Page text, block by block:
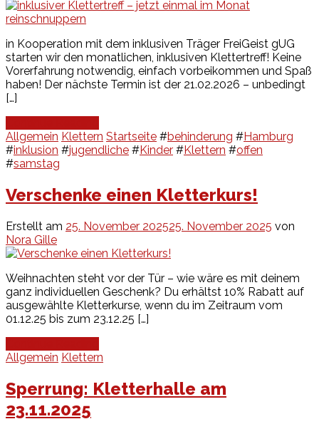
in Kooperation mit dem inklusiven Träger FreiGeist gUG
starten wir den monatlichen, inklusiven Klettertreff! Keine
Vorerfahrung notwendig, einfach vorbeikommen und Spaß
haben! Der nächste Termin ist der 21.02.2026 – unbedingt
[…]
Allgemein Klettern Startseite #behinderung #Hamburg
#inklusion #jugendliche #Kinder #Klettern #offen
#samstag
Verschenke einen Kletterkurs!
Erstellt am 25. November 202525. November 2025 von
Nora Gille
Weihnachten steht vor der Tür – wie wäre es mit deinem
ganz individuellen Geschenk? Du erhältst 10% Rabatt auf
ausgewählte Kletterkurse, wenn du im Zeitraum vom
01.12.25 bis zum 23.12.25 […]
Allgemein Klettern
Sperrung: Kletterhalle am
23.11.2025